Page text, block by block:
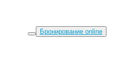
Бронирование online